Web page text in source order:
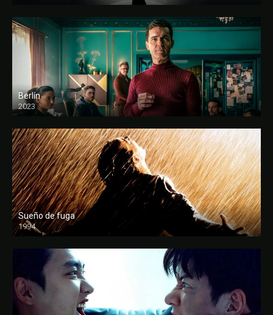
Berlín
2023
Sueño de fuga
1994
FULL HD